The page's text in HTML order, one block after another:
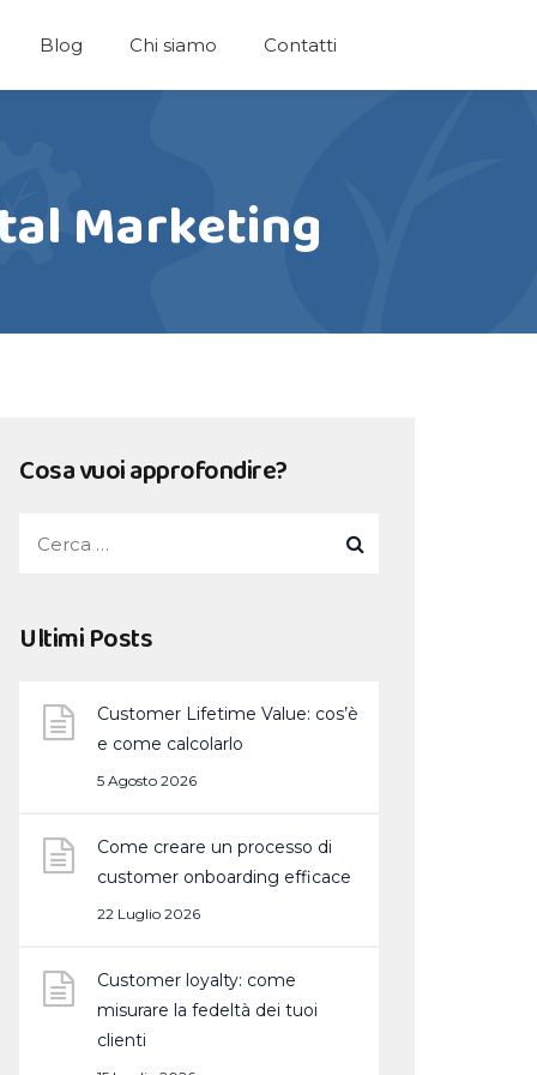
Blog Chi siamo Contatti
Marketing
Cosa vuoi approfondire?
Ultimi Posts
Customer Lifetime Value: cos’è
e come calcolarlo
5 Agosto 2026
Come creare un processo di
customer onboarding efficace
22 Luglio 2026
Customer loyalty: come
misurare la fedeltà dei tuoi
clienti